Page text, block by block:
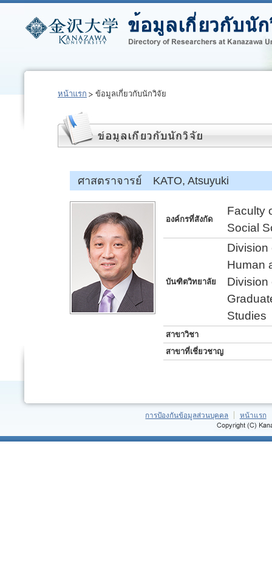
หน้าแรก ข้อมูลเกี่ยวกับนักวิจัย
ศาสตราจารย์ KATO, Atsuyuki
องค์กรที่สังกัด
Faculty
Social
บันฑิตวิทยาลัย
Division
Human
Division
Studies
สาขาวิชา
สาขาที่เชี่ยวชาญ
การป้องกันข้อมูลส่วนบุคคล หน้าแรก